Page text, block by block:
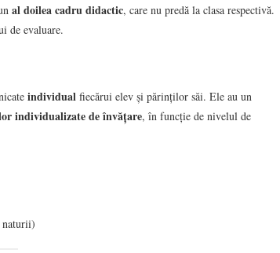
al doilea cadru didactic, care nu predă la clasa respectivă.
de evaluare.
individual fiecărui elev și părinților săi. Ele au un
individualizate de învățare, în funcție de nivelul de